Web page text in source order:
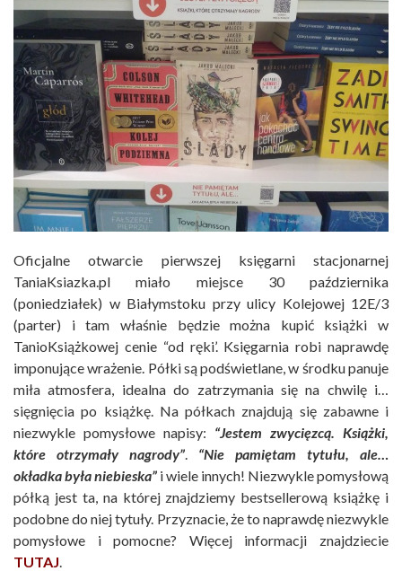
Oficjalne otwarcie pierwszej księgarni stacjonarnej
TaniaKsiazka.pl miało miejsce 30 października
(poniedziałek) w Białymstoku przy ulicy Kolejowej 12E/3
(parter) i tam właśnie będzie można kupić książki w
TanioKsiążkowej cenie “od ręki’. Księgarnia robi naprawdę
imponujące wrażenie. Półki są podświetlane, w środku panuje
miła atmosfera, idealna do zatrzymania się na chwilę i…
sięgnięcia po książkę. Na półkach znajdują się zabawne i
niezwykle pomysłowe napisy: “Jestem zwycięzcą. Książki,
które otrzymały nagrody”. “Nie pamiętam tytułu, ale…
okładka była niebieska” i wiele innych! Niezwykle pomysłową
półką jest ta, na której znajdziemy bestsellerową książkę i
podobne do niej tytuły. Przyznacie, że to naprawdę niezwykle
pomysłowe i pomocne? Więcej informacji znajdziecie
TUTAJ.